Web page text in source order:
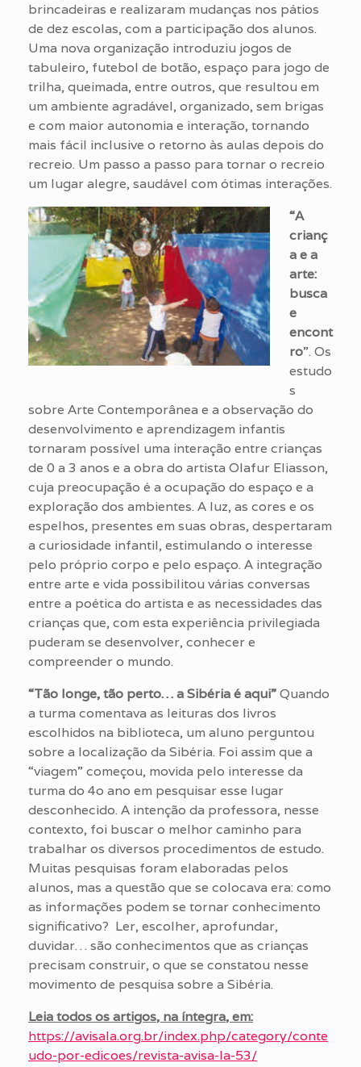
brincadeiras e realizaram mudanças nos pátios
de dez escolas, com a participação dos alunos.
Uma nova organização introduziu jogos de
tabuleiro, futebol de botão, espaço para jogo de
trilha, queimada, entre outros, que resultou em
um ambiente agradável, organizado, sem brigas
e com maior autonomia e interação, tornando
mais fácil inclusive o retorno às aulas depois do
recreio. Um passo a passo para tornar o recreio
um lugar alegre, saudável com ótimas interações.
“A
crianç
a e a
arte:
busca
e
encont
ro”. Os
estudo
s
sobre Arte Contemporânea e a observação do
desenvolvimento e aprendizagem infantis
tornaram possível uma interação entre crianças
de 0 a 3 anos e a obra do artista Olafur Eliasson,
cuja preocupação é a ocupação do espaço e a
exploração dos ambientes. A luz, as cores e os
espelhos, presentes em suas obras, despertaram
a curiosidade infantil, estimulando o interesse
pelo próprio corpo e pelo espaço. A integração
entre arte e vida possibilitou várias conversas
entre a poética do artista e as necessidades das
crianças que, com esta experiência privilegiada
puderam se desenvolver, conhecer e
compreender o mundo.
“Tão longe, tão perto… a Sibéria é aqui”Quando
a turma comentava as leituras dos livros
escolhidos na biblioteca, um aluno perguntou
sobre a localização da Sibéria. Foi assim que a
“viagem” começou, movida pelo interesse da
turma do 4o ano em pesquisar esse lugar
desconhecido. A intenção da professora, nesse
contexto, foi buscar o melhor caminho para
trabalhar os diversos procedimentos de estudo.
Muitas pesquisas foram elaboradas pelos
alunos, mas a questão que se colocava era: como
as informações podem se tornar conhecimento
significativo? Ler, escolher, aprofundar,
duvidar… são conhecimentos que as crianças
precisam construir, o que se constatou nesse
movimento de pesquisa sobre a Sibéria.
Leia todos os artigos, na íntegra, em:
https://avisala.org.br/index.php/category/conte
udo-por-edicoes/revista-avisa-la-53/